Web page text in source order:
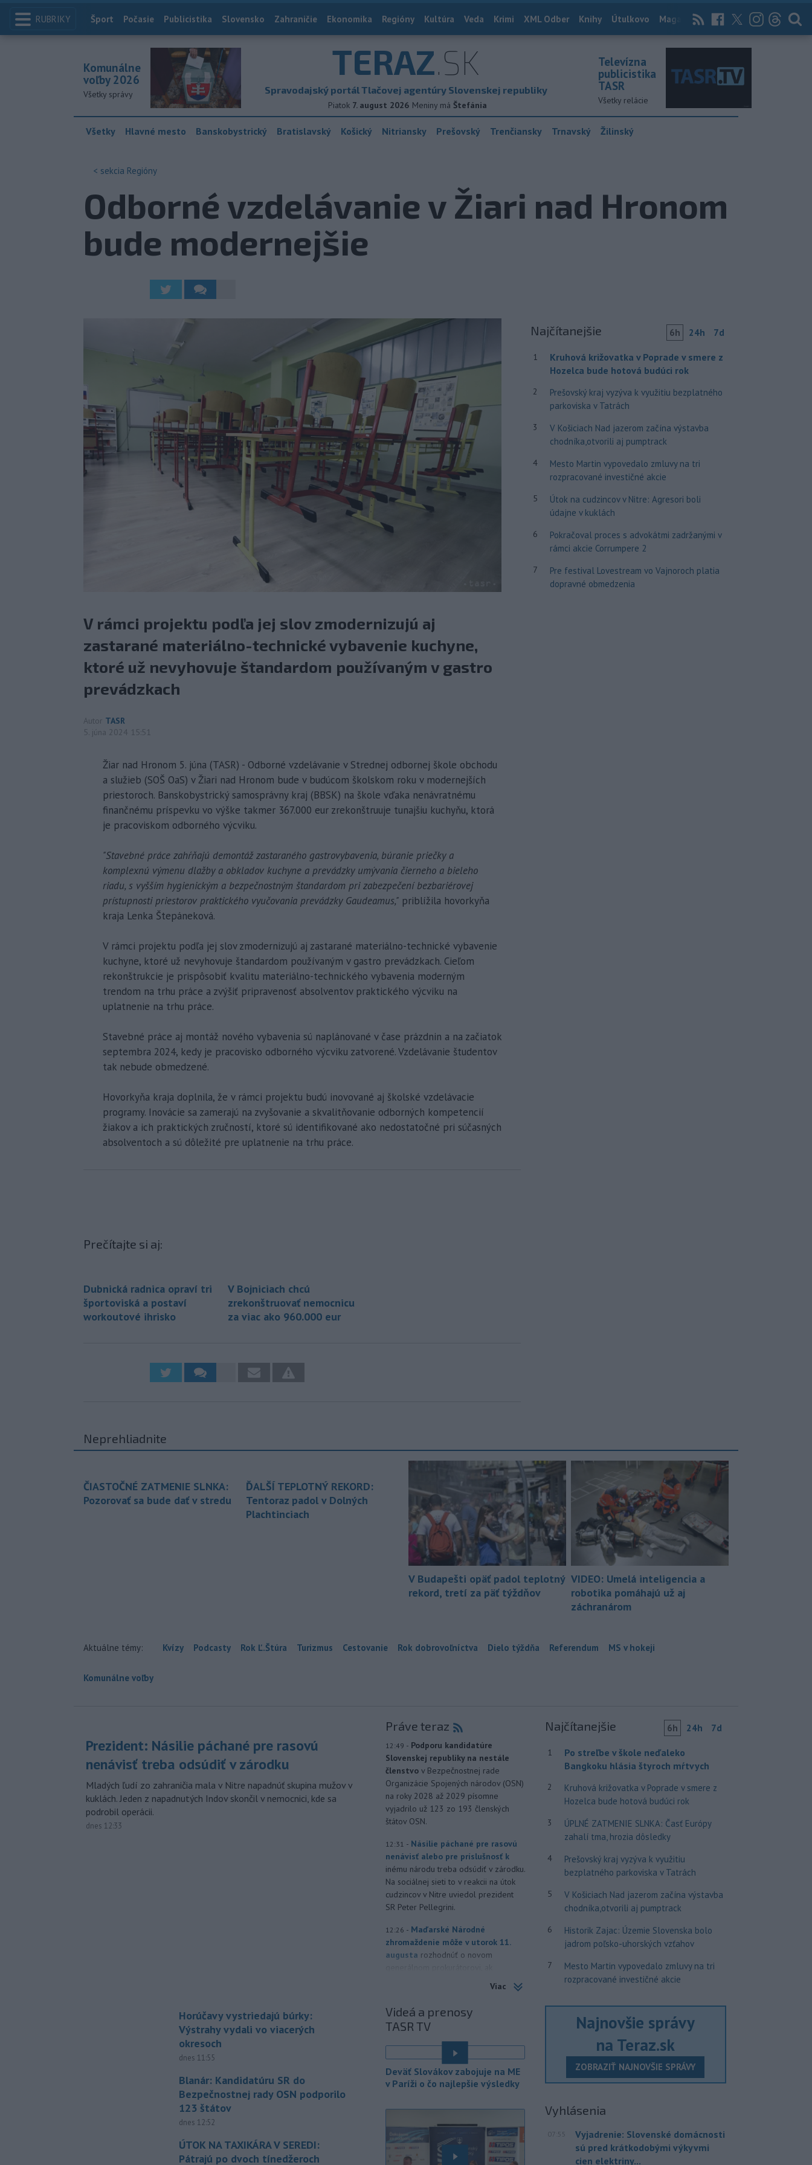
RUBRIKY Index
Šport Počasie Publicistika Slovensko Zahraničie Ekonomika Regióny Kultúra Veda Krimi XML Odber Knihy Útulkovo Magazín News Now Archív
TERAZ.SK
Spravodajský portál Tlačovej agentúry Slovenskej republiky
Piatok 7. august 2026 Meniny má Štefánia
Komunálne
voľby 2026
Všetky správy
Televízna
publicistika
TASR
Všetky relácie
Všetky Hlavné mesto Banskobystrický Bratislavský Košický Nitriansky Prešovský Trenčiansky Trnavský Žilinský
< sekcia Regióny
Odborné vzdelávanie v Žiari nad Hronom
bude modernejšie
V rámci projektu podľa jej slov zmodernizujú aj
zastarané materiálno-technické vybavenie kuchyne,
ktoré už nevyhovuje štandardom používaným v gastro
prevádzkach
Autor TASR
5. júna 2024 15:51
Žiar nad Hronom 5. júna (TASR) - Odborné vzdelávanie v Strednej odbornej škole obchodu
a služieb (SOŠ OaS) v Žiari nad Hronom bude v budúcom školskom roku v modernejších
priestoroch. Banskobystrický samosprávny kraj (BBSK) na škole vďaka nenávratnému
finančnému príspevku vo výške takmer 367.000 eur zrekonštruuje tunajšiu kuchyňu, ktorá
je pracoviskom odborného výcviku.
"Stavebné práce zahŕňajú demontáž zastaraného gastrovybavenia, búranie priečky a
komplexnú výmenu dlažby a obkladov kuchyne a prevádzky umývania čierneho a bieleho
riadu, s vyšším hygienickým a bezpečnostným štandardom pri zabezpečení bezbariérovej
prístupnosti priestorov praktického vyučovania prevádzky Gaudeamus," priblížila hovorkyňa
kraja Lenka Štepáneková.
V rámci projektu podľa jej slov zmodernizujú aj zastarané materiálno-technické vybavenie
kuchyne, ktoré už nevyhovuje štandardom používaným v gastro prevádzkach. Cieľom
rekonštrukcie je prispôsobiť kvalitu materiálno-technického vybavenia moderným
trendom na trhu práce a zvýšiť pripravenosť absolventov praktického výcviku na
uplatnenie na trhu práce.
Stavebné práce aj montáž nového vybavenia sú naplánované v čase prázdnin a na začiatok
septembra 2024, kedy je pracovisko odborného výcviku zatvorené. Vzdelávanie študentov
tak nebude obmedzené.
Hovorkyňa kraja doplnila, že v rámci projektu budú inovované aj školské vzdelávacie
programy. Inovácie sa zamerajú na zvyšovanie a skvalitňovanie odborných kompetencií
žiakov a ich praktických zručností, ktoré sú identifikované ako nedostatočné pri súčasných
absolventoch a sú dôležité pre uplatnenie na trhu práce.
Prečítajte si aj:
Dubnická radnica opraví tri
športoviská a postaví
workoutové ihrisko
V Bojniciach chcú
zrekonštruovať nemocnicu
za viac ako 960.000 eur
Najčítanejšie 6h 24h 7d
1
Kruhová križovatka v Poprade v smere z
Hozelca bude hotová budúci rok
2
Prešovský kraj vyzýva k využitiu bezplatného
parkoviska v Tatrách
3
V Košiciach Nad jazerom začína výstavba
chodníka,otvorili aj pumptrack
4
Mesto Martin vypovedalo zmluvy na tri
rozpracované investičné akcie
5
Útok na cudzincov v Nitre: Agresori boli
údajne v kuklách
6
Pokračoval proces s advokátmi zadržanými v
rámci akcie Corrumpere 2
7
Pre festival Lovestream vo Vajnoroch platia
dopravné obmedzenia
Neprehliadnite
ČIASTOČNÉ ZATMENIE SLNKA:
Pozorovať sa bude dať v stredu
ĎALŠÍ TEPLOTNÝ REKORD:
Tentoraz padol v Dolných
Plachtinciach
V Budapešti opäť padol teplotný
rekord, tretí za päť týždňov
VIDEO: Umelá inteligencia a
robotika pomáhajú už aj
záchranárom
Aktuálne témy: Kvízy Podcasty Rok Ľ.Štúra Turizmus Cestovanie Rok dobrovoľníctva Dielo týždňa Referendum MS v hokeji
Komunálne voľby
Prezident: Násilie páchané pre rasovú
nenávisť treba odsúdiť v zárodku
Mladých ľudí zo zahraničia mala v Nitre napadnúť skupina mužov v
kuklách. Jeden z napadnutých Indov skončil v nemocnici, kde sa
podrobil operácii.
dnes 12:33
Horúčavy vystriedajú búrky:
Výstrahy vydali vo viacerých
okresoch
dnes 11:55
Blanár: Kandidatúru SR do
Bezpečnostnej rady OSN podporilo
123 štátov
dnes 12:52
ÚTOK NA TAXIKÁRA V SEREDI:
Pátrajú po dvoch tínedžeroch
Práve teraz
12:49 - Podporu kandidatúre
Slovenskej republiky na nestále
členstvo v Bezpečnostnej rade
Organizácie Spojených národov (OSN)
na roky 2028 až 2029 písomne
vyjadrilo už 123 zo 193 členských
štátov OSN.
12:31 - Násilie páchané pre rasovú
nenávisť alebo pre príslušnosť k
inému národu treba odsúdiť v zárodku.
Na sociálnej sieti to v reakcii na útok
cudzincov v Nitre uviedol prezident
SR Peter Pellegrini.
12:26 - Maďarské Národné
zhromaždenie môže v utorok 11.
augusta rozhodnúť o novom
šesťmesačnej výpovednej lehoty.
12:00 - Silné búrky vo štvrtok
vyvolali v hornatých oblastiach
Rakúska povodne a
11:51 - Slovenský
hydrometeorologický ústav (SHMÚ)
východného Slovenska. Vydal preto
výstrahu prvého stupňa.
Ministerstvo vnútra (MV) SR
Viac
Videá a prenosy
TASR TV
Deväť Slovákov zabojuje na ME
v Paríži o čo najlepšie výsledky
Najčítanejšie 6h 24h 7d
1
Po streľbe v škole neďaleko
Bangkoku hlásia štyroch mŕtvych
2
Kruhová križovatka v Poprade v smere z
Hozelca bude hotová budúci rok
3
ÚPLNÉ ZATMENIE SLNKA: Časť Európy
zahalí tma, hrozia dôsledky
4
Prešovský kraj vyzýva k využitiu
bezplatného parkoviska v Tatrách
5
V Košiciach Nad jazerom začína výstavba
chodníka,otvorili aj pumptrack
6
Historik Zajac: Územie Slovenska bolo
jadrom poľsko-uhorských vzťahov
7
Mesto Martin vypovedalo zmluvy na tri
rozpracované investičné akcie
Najnovšie správy
na Teraz.sk
ZOBRAZIŤ NAJNOVŠIE SPRÁVY
Vyhlásenia
07:55
Vyjadrenie: Slovenské domácnosti
sú pred krátkodobými výkyvmi
cien elektriny...